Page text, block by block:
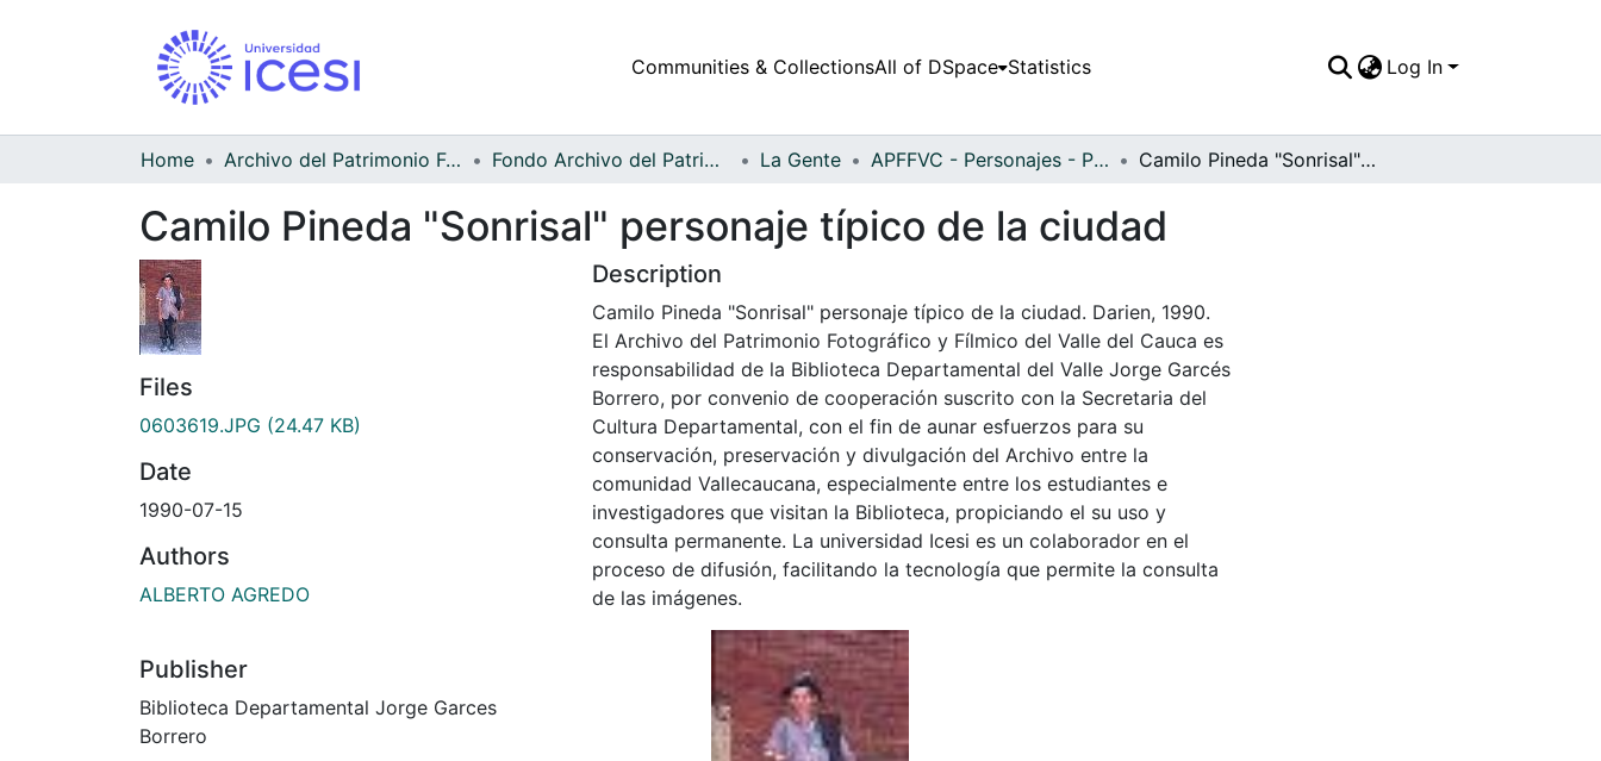
Communities & CollectionsAll of DSpace Statistics Log In
Home Archivo del Patrimonio Fotográfico y Fílmico del Valle del Cauca Fondo Archivo del Patrimonio Fotográfico y Fílmico del Valle del Cauca La Gente APFFVC - Personajes - Patrimonial Camilo Pineda "Sonrisal" personaje típico de la ciudad
Camilo Pineda "Sonrisal" personaje típico de la ciudad
Files
0603619.JPG (24.47 KB)
Date
1990-07-15
Authors
ALBERTO AGREDO
Publisher
Biblioteca Departamental Jorge Garces
Borrero
Description
Camilo Pineda "Sonrisal" personaje típico de la ciudad. Darien, 1990.
El Archivo del Patrimonio Fotográfico y Fílmico del Valle del Cauca es
responsabilidad de la Biblioteca Departamental del Valle Jorge Garcés
Borrero, por convenio de cooperación suscrito con la Secretaria del
Cultura Departamental, con el fin de aunar esfuerzos para su
conservación, preservación y divulgación del Archivo entre la
comunidad Vallecaucana, especialmente entre los estudiantes e
investigadores que visitan la Biblioteca, propiciando el su uso y
consulta permanente. La universidad Icesi es un colaborador en el
proceso de difusión, facilitando la tecnología que permite la consulta
de las imágenes.